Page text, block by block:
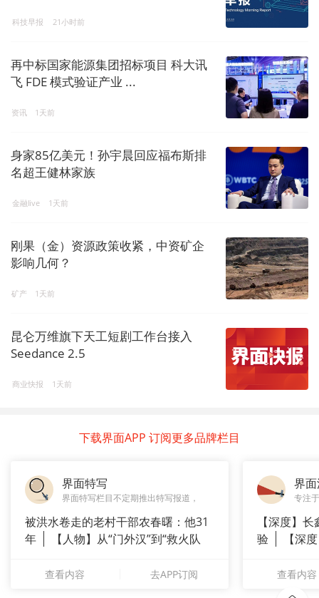
科技早报 21小时前
再中标国家能源集团招标项目 科大讯
飞 FDE 模式验证产业 ...
资讯 1天前
身家85亿美元！孙宇晨回应福布斯排
名超王健林家族
金融live 1天前
刚果（金）资源政策收紧，中资矿企
影响几何？
矿产 1天前
昆仑万维旗下天工短剧工作台接入
Seedance 2.5
商业快报 1天前
下载界面APP 订阅更多品牌栏目
界面特写
界面特写栏目不定期推出特写报道，
被洪水卷走的老村干部农春曙：他31
年
【人物】从“门外汉”到“救火队
查看内容 去APP订阅
界
专注
【深度】
验
【深
查看内容